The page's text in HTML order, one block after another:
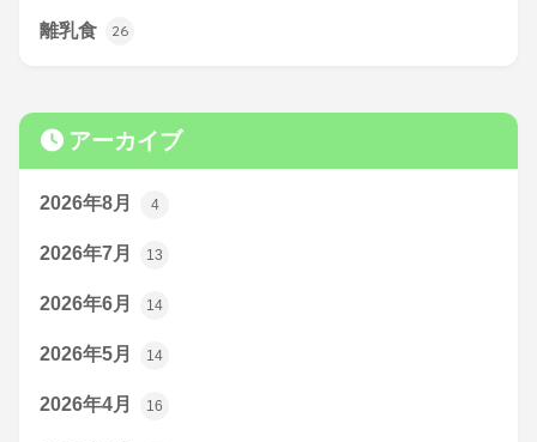
離乳食 26
アーカイブ
2026年8月 4
2026年7月 13
2026年6月 14
2026年5月 14
2026年4月 16